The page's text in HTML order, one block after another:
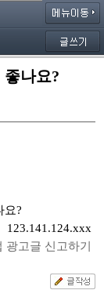
좋나요?
요?
123.141.124.xxx
광고글 신고하기